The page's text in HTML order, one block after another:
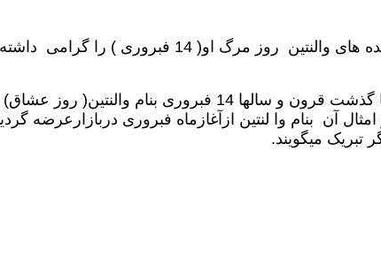
مد ت ها بعد، پس از مرگ امپرا تور روم کلاوس دوم عده
بعد ها جوانان نیز باین مراسم سال به سال علاقه بیشتر گرفته که
تبریک میگویند.